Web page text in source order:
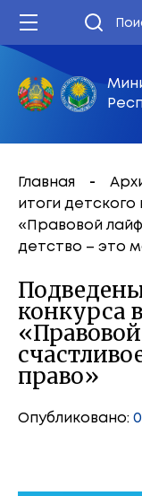
Главная
итоги
«Правовой
детство – это
конкурса
право»
Опубликовано: